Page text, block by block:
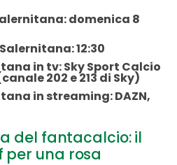
domenica 8
12:30
in tv: Sky Sport Calcio
202 e 213 di Sky)
in streaming: DAZN,
del fantacalcio: il
una rosa